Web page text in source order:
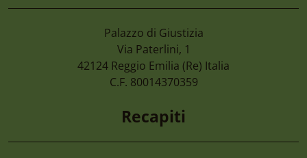
6 Agosto 2026
Convegno “la Tutela Dell’ambiente,
Nel D.lgs. 81/2026. Le Nuove
Palazzo di Giustizia
Via Paterlini, 1
42124 Reggio Emilia (Re) Italia
C.F. 80014370359
Recapiti